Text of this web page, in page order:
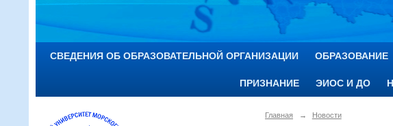
СВЕДЕНИЯ ОБ ОБРАЗОВАТЕЛЬНОЙ ОРГАНИЗАЦИИ ОБРАЗОВАНИЕ
ПРИЗНАНИЕ ЭИОС И ДО
Главная → Новости